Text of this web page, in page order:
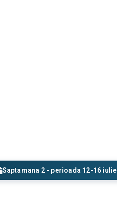
Saptamana 2 - perioada 12-16 iulie